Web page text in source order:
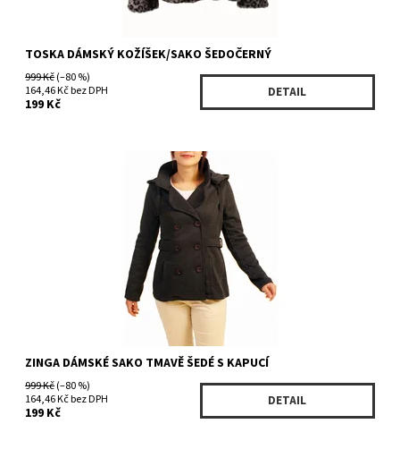
TOSKA DÁMSKÝ KOŽÍŠEK/SAKO ŠEDOČERNÝ
999 Kč(–80 %)
164,46 Kč bez DPH
199 Kč
DETAIL
Skladem
WJL633GE/1406
ZINGA DÁMSKÉ SAKO TMAVĚ ŠEDÉ S KAPUCÍ
999 Kč(–80 %)
164,46 Kč bez DPH
199 Kč
DETAIL